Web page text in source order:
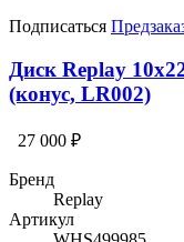
Подписаться
Диск Replay
(конус, LR002)
27 000 ₽
Бренд
Replay
Артикул